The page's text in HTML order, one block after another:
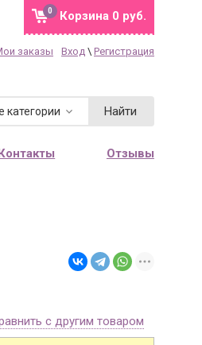
Корзина 0 руб.
0
заказы Вход \ Регистрация
категории Найти
Отзывы
с другим товаром